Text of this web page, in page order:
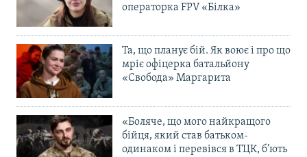
операторка FPV «Білка»
Та, що планує бій. Як воює і про що
мріє офіцерка батальйону
«Свобода» Маргарита
«Боляче, що мого найкращого
бійця, який став батьком-
одинаком і перевівся в ТЦК, б’ють